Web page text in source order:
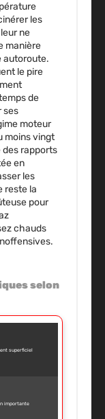
les
ne
manière
autoroute.
le pire
de
ses
moteur
moins vingt
des rapports
en
les
reste la
pour
chauds
selon
superficiel
importante